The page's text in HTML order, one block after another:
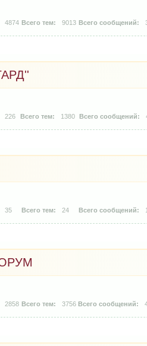
4874 9013
226 1380
35 24
2858 3756